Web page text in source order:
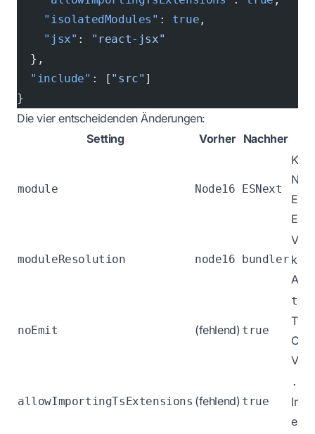
    "isolatedModules"
: true ,
    "jsx"
:
"react-jsx"
  },
  "include"
: [ "src" ]
}
Die vier entscheidenden Änderungen:
Setting
Vorher Nachher
module Node16 ESNext
Kein
moduleResolution node16 bundler
Vite-
noEmit (fehlend) true
tsc
Vite
allowImportingTsExtensions (fehlend) true
.ts